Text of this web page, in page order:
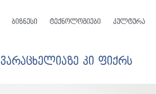
ბიზნესი ტექნოლოგიები კულტურა
კი ფიქრს